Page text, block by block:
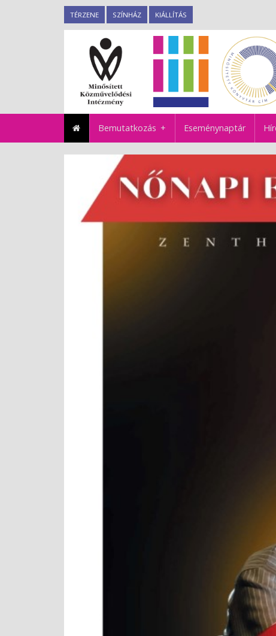
TÉRZENE SZÍNHÁZ KIÁLLÍTÁS
Bemutatkozás Eseménynaptár